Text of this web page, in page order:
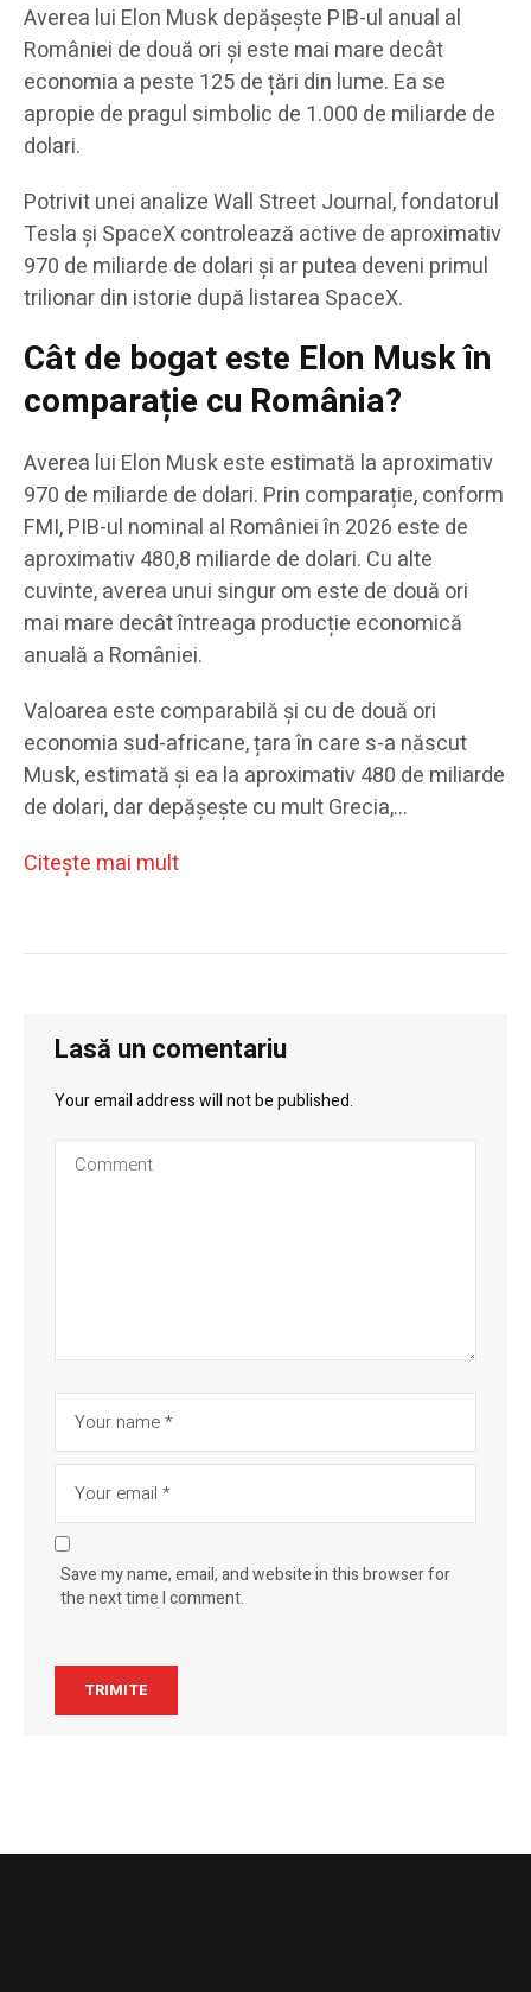
Averea lui Elon Musk depășește PIB-ul anual al
României de două ori și este mai mare decât
economia a peste 125 de țări din lume. Ea se
apropie de pragul simbolic de 1.000 de miliarde de
dolari.
Potrivit unei analize Wall Street Journal, fondatorul
Tesla și SpaceX controlează active de aproximativ
970 de miliarde de dolari și ar putea deveni primul
trilionar din istorie după listarea SpaceX.
Cât de bogat este Elon Musk în
comparație cu România?
Averea lui Elon Musk este estimată la aproximativ
970 de miliarde de dolari. Prin comparație, conform
FMI, PIB-ul nominal al României în 2026 este de
aproximativ 480,8 miliarde de dolari. Cu alte
cuvinte, averea unui singur om este de două ori
mai mare decât întreaga producție economică
anuală a României.
Valoarea este comparabilă și cu de două ori
economia sud-africane, țara în care s-a născut
Musk, estimată și ea la aproximativ 480 de miliarde
de dolari, dar depășește cu mult Grecia,…
Citeşte mai mult
Lasă un comentariu
Your email address will not be published.
Save my name, email, and website in this browser for
the next time I comment.